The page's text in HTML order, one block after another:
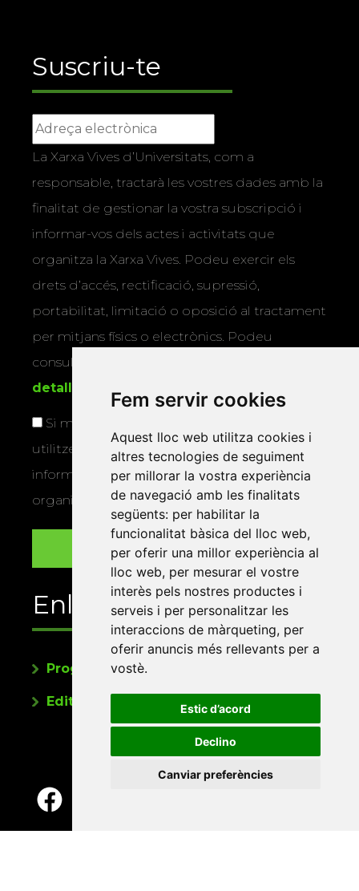
Fem servir cookies
Aquest lloc web utilitza cookies i
altres tecnologies de seguiment
per millorar la vostra experiència
de navegació amb les finalitats
següents: per habilitar la
funcionalitat bàsica del lloc web,
per oferir una millor experiència al
lloc web, per mesurar el vostre
interès pels nostres productes i
serveis i per personalitzar les
interaccions de màrqueting, per
oferir anuncis més rellevants per a
vostè.
Estic d’acord
Declino
Canviar preferències
Suscriu-te
La Xarxa Vives d’Universitats, com a
responsable, tractarà les vostres dades amb la
finalitat de gestionar la vostra subscripció i
informar-vos dels actes i activitats que
organitza la Xarxa Vives. Podeu exercir els
drets d’accés, rectificació, supressió,
portabilitat, limitació o oposició al tractament
per mitjans físics o electrònics. Podeu
consultar la
detallada sobre protecció de dades
Si marqueu aquesta casella, consentiu que
utilitzem les vostres dades per a enviar-vos
informació sobre els actes i activitats que
organitza la Xarxa Vives.
Enllaços
Programa de publicacions
Editorials universitàries a Twitter